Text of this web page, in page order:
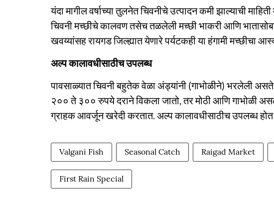
यंदा मागील वर्षाच्या तुलनेत चिवनीचे उत्पादन कमी झाल्याची माहिती
चिवनी मच्छीचे कालवण तसेच तळलेली मच्छी भाकरी आणि
खवय्यांसह रायगड जिल्ह्यात येणारे पर्यटकही या हंगामी मच्छीचा
अल्प कालावधीसाठीच उपलब्ध
पावसाळ्यात चिवनी बहुतेक वेळा अंड्यांनी (गाभोळीने) भरलेली
२०० ते ३०० रुपये दराने विकला जातो, तर मोठी आणि गाभोळी
ग्राहक आवर्जून खरेदी करतात. अल्प कालावधीसाठीच उपलब्ध होत
Valgani Fish Seasonal Catch Raigad Market
First Rain Special